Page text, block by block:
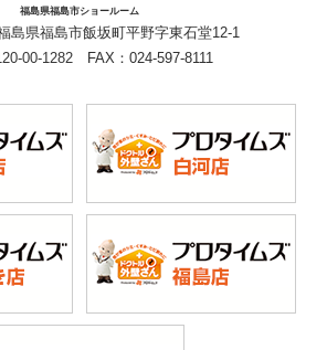
福島県福島市ショールーム
島県福島市飯坂町平野字東石堂12-1
00-1282 FAX：024-597-8111